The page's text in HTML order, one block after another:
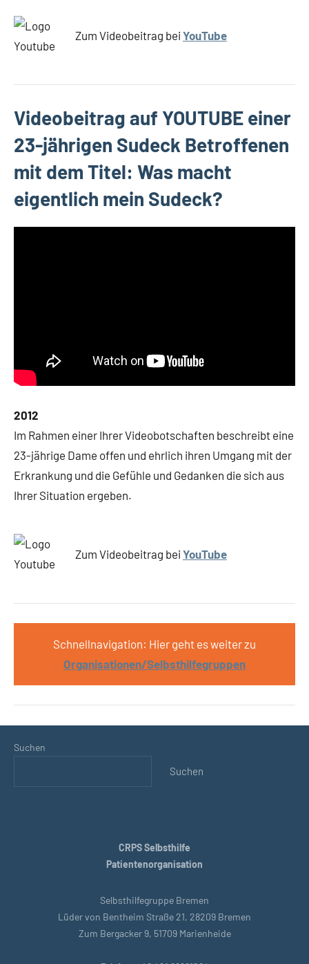
Zum Videobeitrag bei YouTube
Videobeitrag auf YOUTUBE einer
23-jährigen Sudeck Betroffenen
mit dem Titel: Was macht
eigentlich mein Sudeck?
2012
Im Rahmen einer Ihrer Videobotschaften beschreibt eine
23-jährige Dame offen und ehrlich ihren Umgang mit der
Erkrankung und die Gefühle und Gedanken die sich aus
Ihrer Situation ergeben.
Zum Videobeitrag bei YouTube
Schnellnavigation: Hier geht es weiter zu
Organisationen/Selbsthilfegruppen
Suchen
Suchen
CRPS Selbsthilfe
Patientenorganisation
Selbsthilfegruppe Bremen
Lüder von Bentheim Straße 21, 28209 Bremen
Zum Bergacker 9, 51709 Marienheide